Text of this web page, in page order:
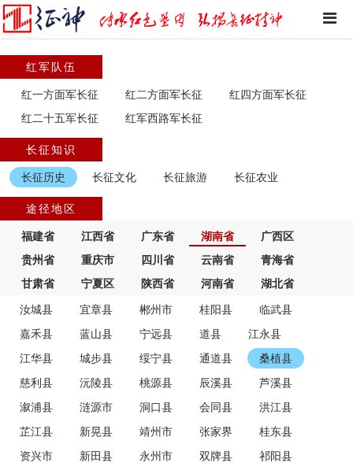
红军队伍
红一方面军长征 红二方面军长征
红四方面军长征
红二十五军长征
红军西路军长征
长征知识
长征历史 长征文化 长征旅游 长征农业
途径地区
福建省 江西省 广东省 湖南省
广西区
贵州省
重庆市 四川省 云南省
青海省
甘肃省
宁夏区 陕西省 河南省 湖北省
汝城县 宜章县 郴州市 桂阳县
临武县
嘉禾县
蓝山县 宁远县 道县
江永县
江华县
城步县 绥宁县 通道县
桑植县
慈利县
沅陵县 桃源县 辰溪县
芦溪县
溆浦县
涟源市 洞口县 会同县
洪江县
芷江县
新晃县 靖州市 张家界
桂东县
资兴市
新田县 永州市 双牌县
祁阳县